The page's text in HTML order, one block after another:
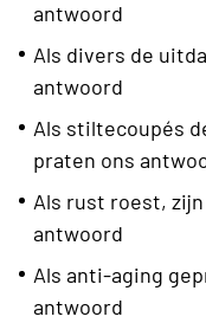
antwoord
Als divers de
antwoord
Als stiltecoupés
praten ons
Als rust roest,
antwoord
Als anti-aging
antwoord